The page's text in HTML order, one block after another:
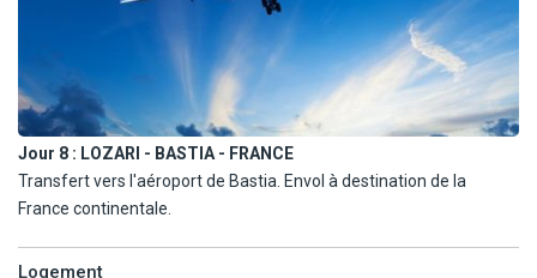
Jour 8 : LOZARI - BASTIA - FRANCE
Transfert vers l'aéroport de Bastia. Envol à destination de la
France continentale.
Logement